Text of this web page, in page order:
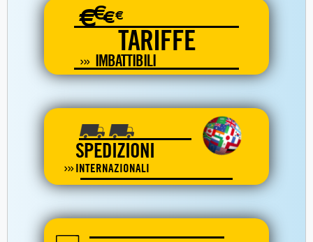
€€€€
TARIFFE
IMBATTIBILI
SPEDIZIONI
INTERNAZIONALI